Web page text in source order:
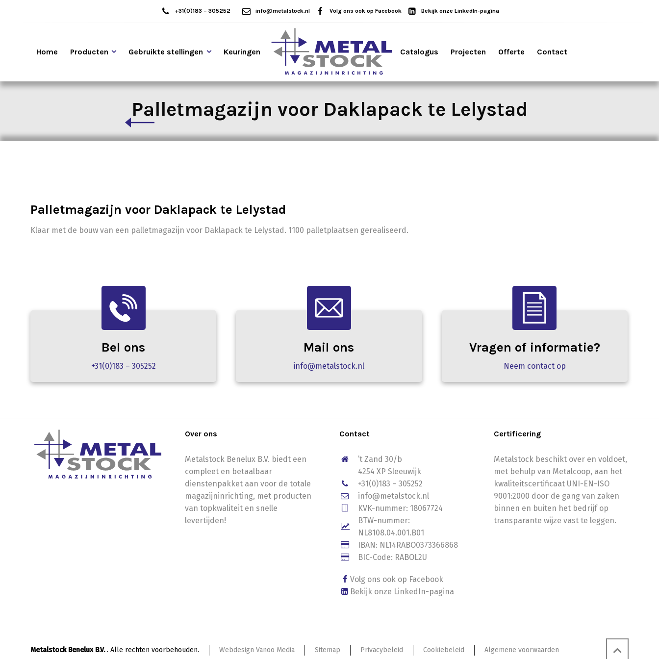
+31(0)183 – 305252 info@metalstock.nl Volg ons ook op Facebook Bekijk onze LinkedIn-pagina
Home Producten Gebruikte stellingen Keuringen Catalogus Projecten Offerte Contact
Palletmagazijn voor Daklapack te Lelystad
Palletmagazijn voor Daklapack te Lelystad
Klaar met de bouw van een palletmagazijn voor Daklapack te Lelystad. 1100 palletplaatsen gerealiseerd.
Bel ons
+31(0)183 – 305252
Mail ons
info@metalstock.nl
Vragen of informatie?
Neem contact op
Over ons
Metalstock Benelux B.V. biedt een
compleet en betaalbaar
dienstenpakket aan voor de totale
magazijninrichting, met producten
van topkwaliteit en snelle
levertijden!
Contact
’t Zand 30/b
4254 XP Sleeuwijk
+31(0)183 – 305252
info@metalstock.nl
KVK-nummer: 18067724
BTW-nummer:
NL8108.04.001.B01
IBAN: NL14RABO0373366868
BIC-Code: RABOL2U
Volg ons ook op Facebook
Bekijk onze LinkedIn-pagina
Certificering
Metalstock beschikt over en voldoet,
met behulp van Metalcoop, aan het
kwaliteitscertificaat UNI-EN-ISO
9001:2000 door de gang van zaken
binnen en buiten het bedrijf op
transparante wijze vast te leggen.
Metalstock Benelux B.V.. Alle rechten voorbehouden. Webdesign Vanoo Media Sitemap Privacybeleid Cookiebeleid Algemene voorwaarden